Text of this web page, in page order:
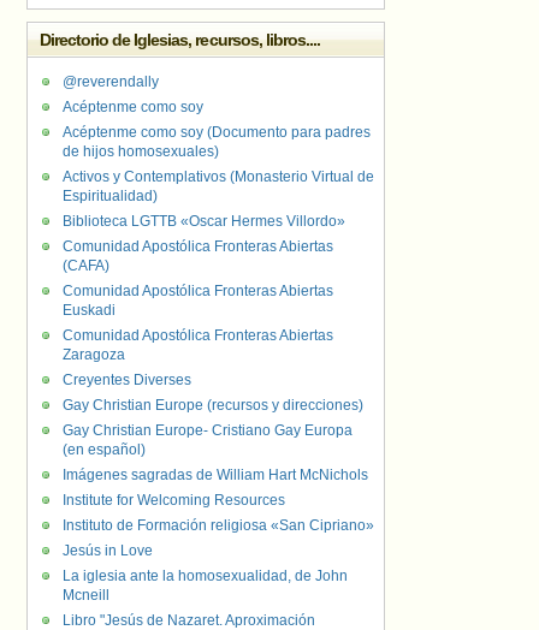
Directorio de Iglesias, recursos, libros....
@reverendally
Acéptenme como soy
Acéptenme como soy (Documento para padres
de hijos homosexuales)
Activos y Contemplativos (Monasterio Virtual de
Espiritualidad)
Biblioteca LGTTB «Oscar Hermes Villordo»
Comunidad Apostólica Fronteras Abiertas
(CAFA)
Comunidad Apostólica Fronteras Abiertas
Euskadi
Comunidad Apostólica Fronteras Abiertas
Zaragoza
Creyentes Diverses
Gay Christian Europe (recursos y direcciones)
Gay Christian Europe- Cristiano Gay Europa
(en español)
Imágenes sagradas de William Hart McNichols
Institute for Welcoming Resources
Instituto de Formación religiosa «San Cipriano»
Jesús in Love
La iglesia ante la homosexualidad, de John
Mcneill
Libro "Jesús de Nazaret. Aproximación